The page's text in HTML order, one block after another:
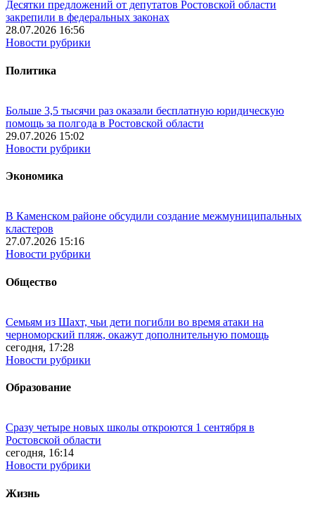
Десятки предложений от депутатов Ростовской области
закрепили в федеральных законах
28.07.2026 16:56
Новости рубрики
Политика
Больше 3,5 тысячи раз оказали бесплатную юридическую
помощь за полгода в Ростовской области
29.07.2026 15:02
Новости рубрики
Экономика
В Каменском районе обсудили создание межмуниципальных
кластеров
27.07.2026 15:16
Новости рубрики
Общество
Семьям из Шахт, чьи дети погибли во время атаки на
черноморский пляж, окажут дополнительную помощь
сегодня, 17:28
Новости рубрики
Образование
Сразу четыре новых школы откроются 1 сентября в
Ростовской области
сегодня, 16:14
Новости рубрики
Жизнь